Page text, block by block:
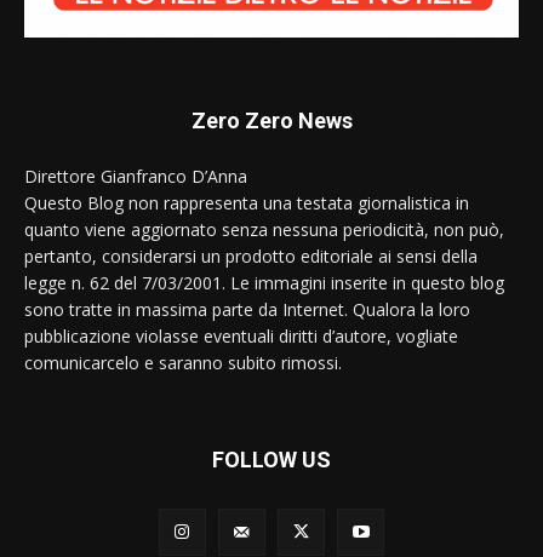
Zero Zero News
Direttore Gianfranco D’Anna
Questo Blog non rappresenta una testata giornalistica in
quanto viene aggiornato senza nessuna periodicità, non può,
pertanto, considerarsi un prodotto editoriale ai sensi della
legge n. 62 del 7/03/2001. Le immagini inserite in questo blog
sono tratte in massima parte da Internet. Qualora la loro
pubblicazione violasse eventuali diritti d’autore, vogliate
comunicarcelo e saranno subito rimossi.
FOLLOW US